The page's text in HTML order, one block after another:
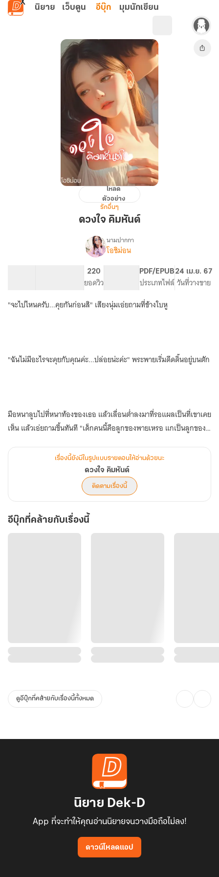
ข้ามไปยังเนื้อหาหลัก
นิยาย เว็บตูน อีบุ๊ก มุมนักเขียน
ดวงใจ
คิมหันต์
โหลด
ตัวอย่าง
รักอื่นๆ
ดวงใจ คิมหันต์
เรื่อง
นามปากกา
โอชิม่อน
220
ยอดวิว
PDF/EPUB
ประเภทไฟล์
24 เม.ย. 67
วันที่วางขาย
"จะไปไหนครับ...คุยกันก่อนสิ" เสียงนุ่มเอ่ยถามที่ข้างใบหู
"ฉันไม่มีอะไรจะคุยกับคุณค่ะ...ปล่อยน่ะค่ะ" พระพายเริ่มดีดดิ้นอยู่บนตัก
มือหนาลูบไปที่หนาท้องของเธอ แล้วเลื่อนต่ำลงมาที่รอแผลเป็นที่เขาเคย
เห็น แล้วเอ่ยถามขึ้นทันที "เด็กคนนี้คือลูกของพายเหรอ แกเป็นลูกของ
"อะไรทำให้คุณมั่นใจขนาดนั้น! พิพิมคือลูกของฉันคนเดียวค่ะ" พระพาย
พูดขึ้นมาทันที
"..." หญิงสาวไม่เอ่ยตอบอะไร ครั้งจ้องหน้าลูกสาวทีไร น้ำตาก็พลอย
ไหลออกมา
"ขอโทษน่ะ...สำหรับทุกอย่าง ที่ดูแลพายไม่ดี ไม่ได้อยู่ในทุกช่วงเวลาของ
พายกับลูก และขอโทษน่ะ ที่พี่ไม่พยายามตามหาพายเลย ทั้งๆ ที่มันไม่
เกินความสามรถของพี่เลย พี่ขี้ขลาดเอง จากนี้ไป ให้โอกาสพี่ได้แก้ไข ได้
หญิงสาว
เรื่องนี้ยังมีในรูปแบบรายตอนให้อ่านด้วยนะ
ดวงใจ คิมหันต์
ติดตามเรื่องนี้
อีบุ๊กที่คล้ายกับเรื่องนี้
ดูอีบุ๊กที่คล้ายกับเรื่องนี้ทั้งหมด
นิยาย Dek-D
App ที่จะทำให้คุณอ่านนิยายจนวางมือถือไม่ลง!
ดาวน์โหลดแอป